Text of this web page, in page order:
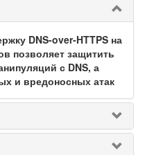
DNS-over-HTTPS на
позволяет защитить
с DNS, а
и вредоносных атак